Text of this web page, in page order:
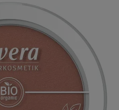
is leeg.
met producten.